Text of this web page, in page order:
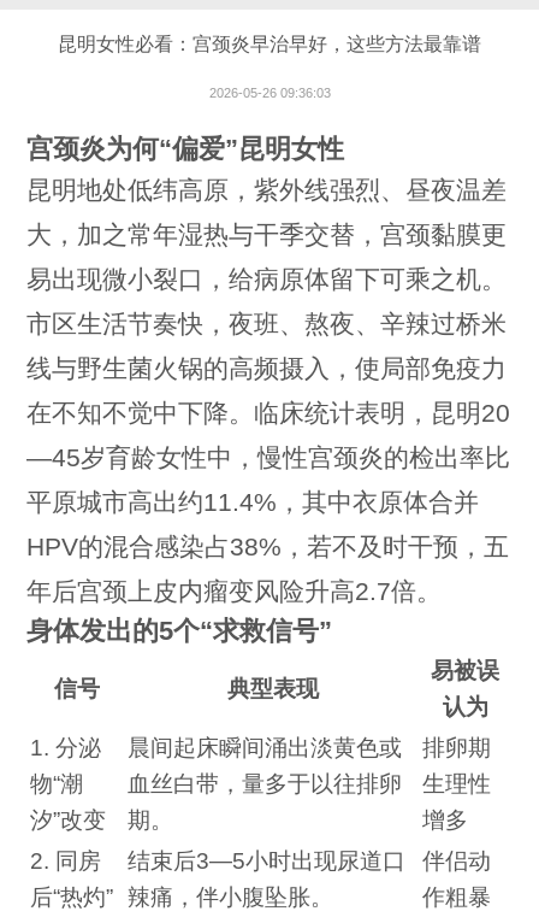
昆明女性必看：宫颈炎早治早好，这些方法最靠谱
2026-05-26 09:36:03
宫颈炎为何“偏爱”昆明女性
昆明地处低纬高原，紫外线强烈、昼夜温差
大，加之常年湿热与干季交替，宫颈黏膜更
易出现微小裂口，给病原体留下可乘之机。
市区生活节奏快，夜班、熬夜、辛辣过桥米
线与野生菌火锅的高频摄入，使局部免疫力
在不知不觉中下降。临床统计表明，昆明20
—45岁育龄女性中，慢性宫颈炎的检出率比
平原城市高出约11.4%，其中衣原体合并
HPV的混合感染占38%，若不及时干预，五
年后宫颈上皮内瘤变风险升高2.7倍。
身体发出的5个“求救信号”
信号 典型表现
易被误
认为
1. 分泌
物“潮
汐”改变
晨间起床瞬间涌出淡黄色或
血丝白带，量多于以往排卵
期。
排卵期
生理性
增多
2. 同房
后“热灼”
结束后3—5小时出现尿道口
辣痛，伴小腹坠胀。
伴侣动
作粗暴